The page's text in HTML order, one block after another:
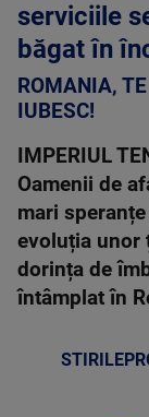
serviciile
băgat în
ROMANIA, TE
IUBESC!
IMPERIUL
Oamenii de
mari
evoluția unor
dorința de
întâmplat în